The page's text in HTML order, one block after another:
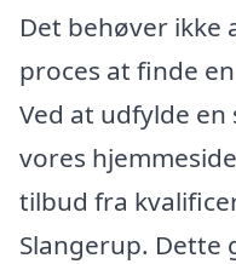
Det behøver
proces at finde
Ved at udfylde
vores
tilbud fra
Slangerup.